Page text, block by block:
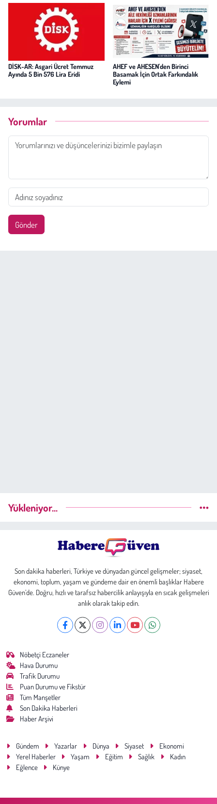
DİSK-AR: Asgari Ücret Temmuz
Ayında 5 Bin 576 Lira Eridi
AHEF ve AHESEN'den Birinci
Basamak İçin Ortak Farkındalık
Eylemi
Yorumlar
Gönder
Yükleniyor...
Son dakika haberleri, Türkiye ve dünyadan güncel gelişmeler; siyaset,
ekonomi, toplum, yaşam ve gündeme dair en önemli başlıklar Habere
Güven’de. Doğru, hızlı ve tarafsız habercilik anlayışıyla en sıcak gelişmeleri
anlık olarak takip edin.
Nöbetçi Eczaneler
Hava Durumu
Trafik Durumu
Puan Durumu ve Fikstür
Tüm Manşetler
Son Dakika Haberleri
Haber Arşivi
Gündem Yazarlar Dünya Siyaset
Ekonomi
Yerel Haberler
Yaşam Eğitim Sağlık
Kadın
Eğlence
Künye